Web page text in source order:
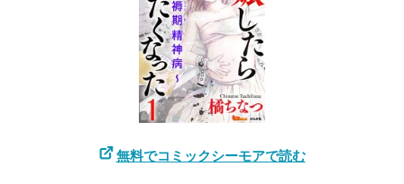
無料でコミックシーモアで読む